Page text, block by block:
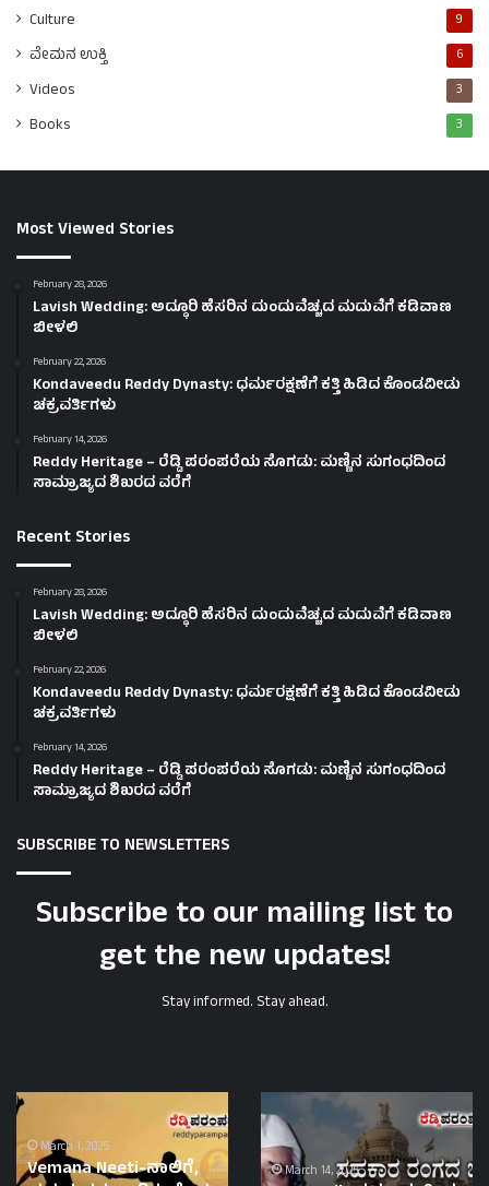
Culture 9
ವೇಮನ ಉಕ್ತಿ 6
Videos 3
Books 3
Most Viewed Stories
February 28, 2026
Lavish Wedding: ಅದ್ಧೂರಿ ಹೆಸರಿನ ದುಂದುವೆಚ್ಚದ ಮದುವೆಗೆ ಕಡಿವಾಣ
ಬೀಳಲಿ
February 22, 2026
Kondaveedu Reddy Dynasty: ಧರ್ಮರಕ್ಷಣೆಗೆ ಕತ್ತಿ ಹಿಡಿದ ಕೊಂಡವೀಡು
ಚಕ್ರವರ್ತಿಗಳು
February 14, 2026
Reddy Heritage – ರೆಡ್ಡಿ ಪರಂಪರೆಯ ಸೊಗಡು: ಮಣ್ಣಿನ ಸುಗಂಧದಿಂದ
ಸಾಮ್ರಾಜ್ಯದ ಶಿಖರದ ವರೆಗೆ
Recent Stories
February 28, 2026
Lavish Wedding: ಅದ್ಧೂರಿ ಹೆಸರಿನ ದುಂದುವೆಚ್ಚದ ಮದುವೆಗೆ ಕಡಿವಾಣ
ಬೀಳಲಿ
February 22, 2026
Kondaveedu Reddy Dynasty: ಧರ್ಮರಕ್ಷಣೆಗೆ ಕತ್ತಿ ಹಿಡಿದ ಕೊಂಡವೀಡು
ಚಕ್ರವರ್ತಿಗಳು
February 14, 2026
Reddy Heritage – ರೆಡ್ಡಿ ಪರಂಪರೆಯ ಸೊಗಡು: ಮಣ್ಣಿನ ಸುಗಂಧದಿಂದ
ಸಾಮ್ರಾಜ್ಯದ ಶಿಖರದ ವರೆಗೆ
SUBSCRIBE TO NEWSLETTERS
Subscribe to our mailing list to
get the new updates!
Stay informed. Stay ahead.
Vemana
ನಾಲಿಗೆ,
ಹೃದಯವನ್ನು
March 1, 2025
Vemana Neeti-ನಾಲಿಗೆ,
Patil-
ಸಹಕಾರ
ಭೀಷ್ಮMarch 14, 2025